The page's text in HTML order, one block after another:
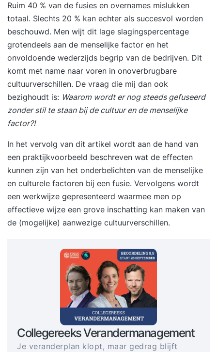
Ruim 40 % van de fusies en overnames mislukken
totaal. Slechts 20 % kan echter als succesvol worden
beschouwd. Men wijt dit lage slagingspercentage
grotendeels aan de menselijke factor en het
onvoldoende wederzijds begrip van de bedrijven. Dit
komt met name naar voren in onoverbrugbare
cultuurverschillen. De vraag die mij dan ook
bezighoudt is: Waarom wordt er nog steeds gefuseerd
zonder stil te staan bij de cultuur en de menselijke
factor?!
In het vervolg van dit artikel wordt aan de hand van
een praktijkvoorbeeld beschreven wat de effecten
kunnen zijn van het onderbelichten van de menselijke
en culturele factoren bij een fusie. Vervolgens wordt
een werkwijze gepresenteerd waarmee men op
effectieve wijze een grove inschatting kan maken van
de (mogelijke) aanwezige cultuurverschillen.
Collegereeks Verandermanagement
Je veranderplan klopt, maar gedrag blijft